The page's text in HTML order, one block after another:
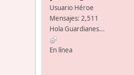
Usuario Héroe
Mensajes: 2,511
Hola Guardianes...
En línea